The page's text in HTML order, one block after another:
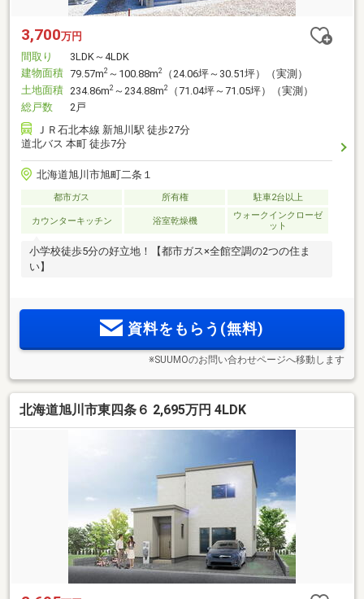
3,700万円
間取り
3LDK～4LDK
建物面積 79.57m2 ～100.88m2
（24.06坪～30.51坪）（実測）
土地面積 234.86m2 ～234.88m2
（71.04坪～71.05坪）（実測）
総戸数
2戸
ＪＲ石北本線 新旭川駅 徒歩27分
道北バス 本町 徒歩7分
北海道旭川市旭町二条１
都市ガス 所有権 駐車2台以上
カウンターキッチン 浴室乾燥機
ウォークインクローゼ
ット
小学校徒歩5分の好立地！【都市ガス×全館空調の2つの住ま
い】
資料をもらう(無料)
※SUUMOのお問い合わせページへ移動します
北海道旭川市東四条６ 2,695万円 4LDK